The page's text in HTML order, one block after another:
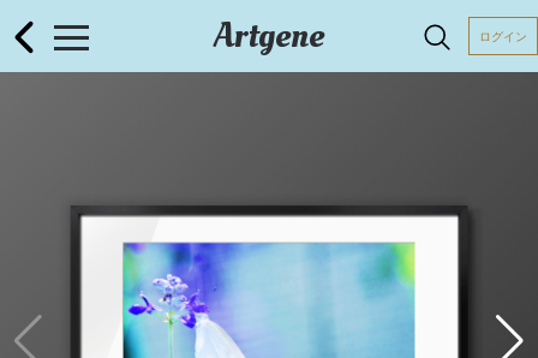
Artgene ログイン